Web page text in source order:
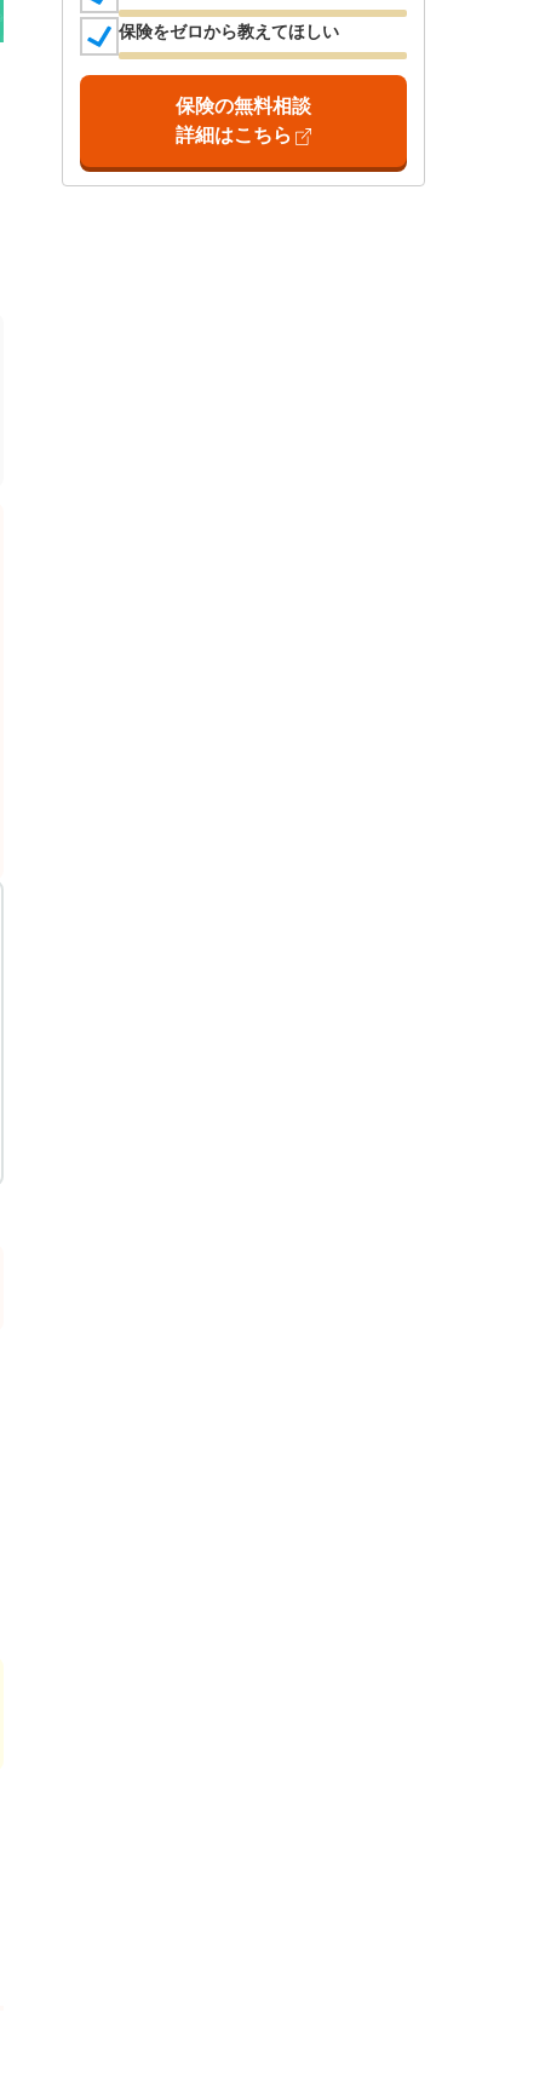
保険をゼロから教えてほしい
保険の無料相談
詳細はこちら